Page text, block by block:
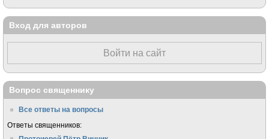
Вход для авторов
Войти на сайт
Вопрос священнику
Все ответы на вопросы
Ответы священников: